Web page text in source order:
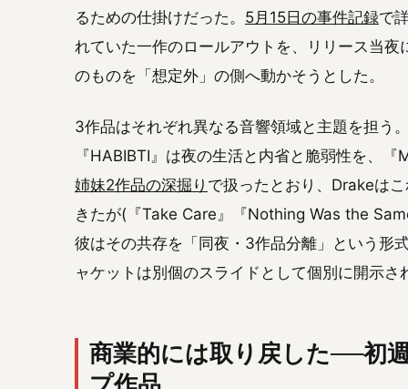
るための仕掛けだった。 5月15日の事件記録で
れていた一作のロールアウトを、リリース当
のものを「想定外」の側へ動かそうとした。
3作品はそれぞれ異なる音響領域と主題を担う
『HABIBTI』は夜の生活と内省と脆弱性を、
姉妹2作品の深掘り で扱ったとおり、Drakeは
きたが(『Take Care』『Nothing Was the
彼はその共存を「同夜・3作品分離」という形
ャケットは別個のスライドとして個別に開示さ
商業的には取り戻した──初